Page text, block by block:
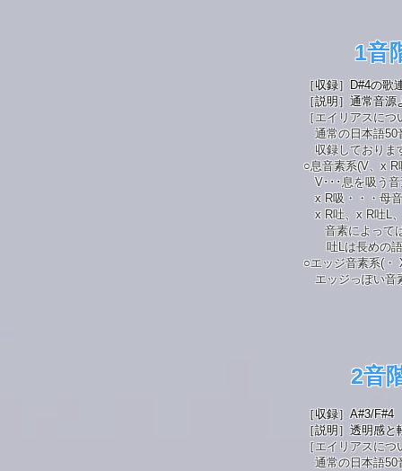
1音
［収録］D#4の歌
［説明］通常音
［エイリアスにつ
通常の日本語50
収録しておりま
○息音素系(V、x
V･･･息を吸う音
x R吸・・・母
x R吐、x R吐L
音素によっては
吐Lは長めの語
○エッジ音素系(・
エッジっぽい音
2音
［収録］A#3/F#4
［説明］透明感
［エイリアスにつ
通常の日本語50